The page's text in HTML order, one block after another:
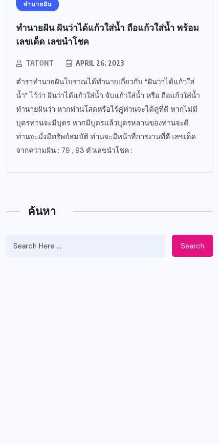
ทำนายฝัน
ทำนายฝัน ฝันว่าได้แก้วใส่น้ำ ถือแก้วใส่น้ำ พร้อม
เลขเด็ด เลขนำโชค
TATONT APRIL 26, 2023
ตำราทำนายฝันโบราณได้ทำนายเกี่ยวกับ “ฝันว่าได้แก้วใส่
น้ำ” ไว้ว่า ฝันว่าได้แก้วใส่น้ำ จับแก้วใส่น้ำ หรือ ถือแก้วใส่น้ำ
ทำนายฝันว่า หากท่านโสดหรือไร้คู่ท่านจะได้คู่ที่ดี หากไม่มี
บุตรท่านจะมีบุตร หากมีบุตรแล้วบุตรหลานของท่านจะดี
ท่านจะมั่งมีทรัพย์สมบัติ ท่านจะมีหน้าที่การงานที่ดี เลขเด็ด
จากความฝัน : 79 , 93 ตัวเลขนำโชค :
ค้นหา
Search